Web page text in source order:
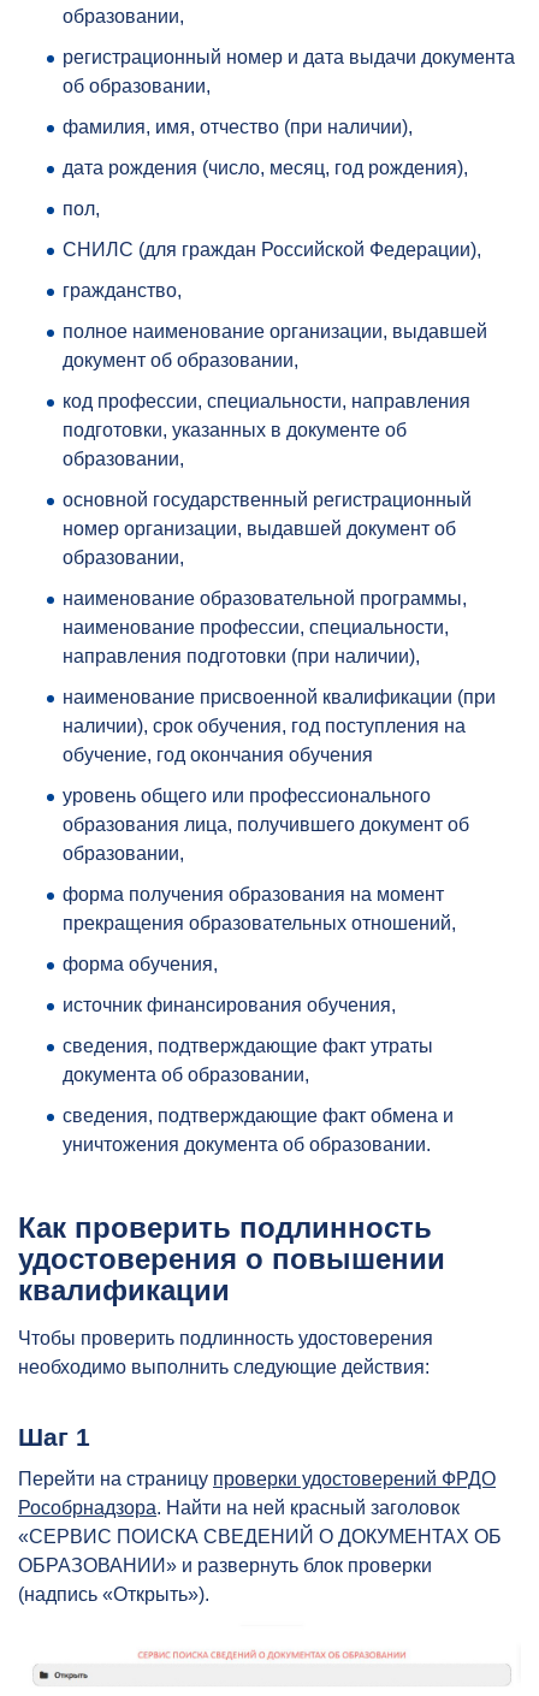
образовании,
регистрационный номер и дата выдачи документа
об образовании,
фамилия, имя, отчество (при наличии),
дата рождения (число, месяц, год рождения),
пол,
СНИЛС (для граждан Российской Федерации),
гражданство,
полное наименование организации, выдавшей
документ об образовании,
код профессии, специальности, направления
подготовки, указанных в документе об
образовании,
основной государственный регистрационный
номер организации, выдавшей документ об
образовании,
наименование образовательной программы,
наименование профессии, специальности,
направления подготовки (при наличии),
наименование присвоенной квалификации (при
наличии), срок обучения, год поступления на
обучение, год окончания обучения
уровень общего или профессионального
образования лица, получившего документ об
образовании,
форма получения образования на момент
прекращения образовательных отношений,
форма обучения,
источник финансирования обучения,
сведения, подтверждающие факт утраты
документа об образовании,
сведения, подтверждающие факт обмена и
уничтожения документа об образовании.
Как проверить подлинность
удостоверения о повышении
квалификации
Чтобы проверить подлинность удостоверения
необходимо выполнить следующие действия:
Шаг 1
Перейти на страницу проверки удостоверений ФРДО
Рособрнадзора. Найти на ней красный заголовок
«СЕРВИС ПОИСКА СВЕДЕНИЙ О ДОКУМЕНТАХ ОБ
ОБРАЗОВАНИИ» и развернуть блок проверки
(надпись «Открыть»).